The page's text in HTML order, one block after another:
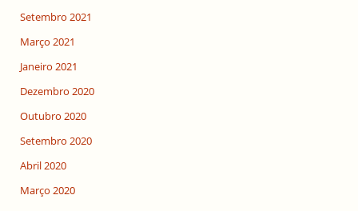
Setembro 2021
Março 2021
Janeiro 2021
Dezembro 2020
Outubro 2020
Setembro 2020
Abril 2020
Março 2020